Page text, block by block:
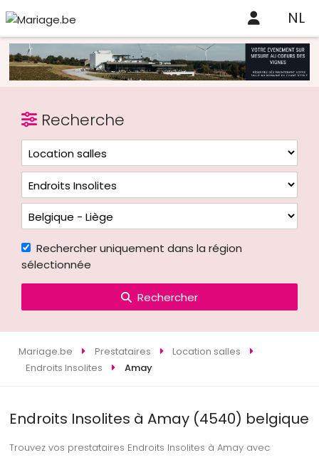
NL
Recherche
Rechercher uniquement dans la région
sélectionnée
Rechercher
Mariage.be Prestataires
Location salles
Endroits Insolites
Amay
Endroits Insolites à Amay (4540) belgique
Trouvez vos prestataires Endroits Insolites à Amay avec